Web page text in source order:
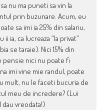
nu ma puneti sa vin la
prin buzunare. Acum, eu
sa imi ia 25% din salariu,
ia, ca lucreaza “la privat”
se taraie). Nici 15% din
pensie nici nu poate fi
imi vine mie randul, poate
mult, nu le faceti bucuria de
meu de incredere? (Lui
vreodata!)